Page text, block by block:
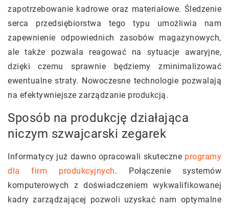
zapotrzebowanie kadrowe oraz materiałowe. Śledzenie
serca przedsiębiorstwa tego typu umożliwia nam
zapewnienie odpowiednich zasobów magazynowych,
ale także pozwala reagować na sytuacje awaryjne,
dzięki czemu sprawnie będziemy zminimalizować
ewentualne straty. Nowoczesne technologie pozwalają
na efektywniejsze zarządzanie produkcją.
Sposób na produkcję działająca
niczym szwajcarski zegarek
Informatycy już dawno opracowali skuteczne programy
dla firm produkcyjnych. Połączenie systemów
komputerowych z doświadczeniem wykwalifikowanej
kadry zarządzającej pozwoli uzyskać nam optymalne